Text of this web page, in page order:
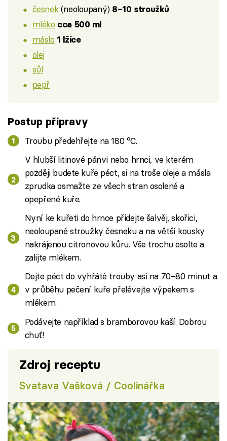
česnek(neoloupaný) 8–10 stroužků
mléko cca 500 ml
máslo 1 lžíce
olej
sůl
pepř
Postup přípravy
Troubu předehřejte na 180 °C.
V hlubší litinové pánvi nebo hrnci, ve kterém
později budete kuře péct, si na troše oleje a másla
zprudka osmažte ze všech stran osolené a
opepřené kuře.
Nyní ke kuřeti do hrnce přidejte šalvěj, skořici,
neoloupané stroužky česneku a na větší kousky
nakrájenou citronovou kůru. Vše trochu osolte a
zalijte mlékem.
Dejte péct do vyhřáté trouby asi na 70–80 minut a
v průběhu pečení kuře přelévejte výpekem s
mlékem.
Podávejte například s bramborovou kaší. Dobrou
chuť!
Zdroj receptu
Svatava Vašková / Coolinářka